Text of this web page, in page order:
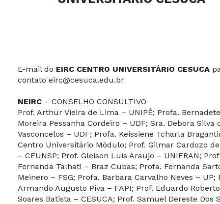
E-mail do EIRC CENTRO UNIVERSITÁRIO CESUCA
contato eirc@cesuca.edu.br
NEIRC – CONSELHO CONSULTIVO
Prof. Arthur Vieira de Lima – UNIPÊ; Profa. Bernadete
Moreira Pessanha Cordeiro – UDF; Sra. Debora Silva
Vasconcelos – UDF; Profa. Keissiene Tcharla
Centro Universitário Módulo; Prof. Gilmar Cardozo
– CEUNSP; Prof. Gleison Luis Araujo – UNIFRAN;
Fernanda Talhati – Braz Cubas; Profa. Fernanda
Meinero – FSG; Profa. Barbara Carvalho Neves – UP;
Armando Augusto Piva – FAPI; Prof. Eduardo Roberto
Soares Batista – CESUCA; Prof. Samuel Dereste Dos